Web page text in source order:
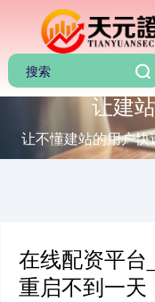
让建
让不懂建站的用户
在线配资平
重启不到一